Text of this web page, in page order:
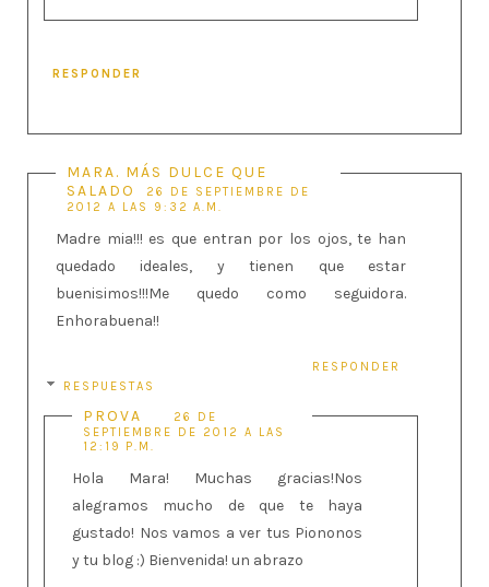
RESPONDER
MARA. MÁS DULCE QUE
SALADO
26 DE SEPTIEMBRE DE
2012 A LAS 9:32 A.M.
Madre mia!!! es que entran por los ojos, te han
quedado ideales, y tienen que estar
buenisimos!!!Me quedo como seguidora.
Enhorabuena!!
RESPONDER
RESPUESTAS
PROVA
26 DE
SEPTIEMBRE DE 2012 A LAS
12:19 P.M.
Hola Mara! Muchas gracias!Nos
alegramos mucho de que te haya
gustado! Nos vamos a ver tus Piononos
y tu blog :) Bienvenida! un abrazo